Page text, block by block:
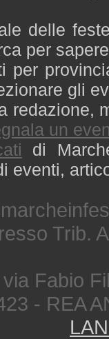
delle
per
per
gli
redazione,
un
di
eventi,
Trib.
Fabio
- REA